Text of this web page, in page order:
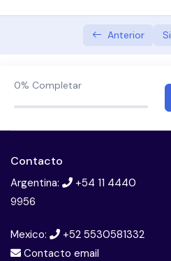
insulino-deficiencia? – Estudio
fisiopatológica entre
renal / ECV – Metformina –
Mensajes finales y conclusiones
Examen modulo Diabetes
tratamiento
Anterior
0% Completar
Contacto
Argentina:
+54 11 4440
9956
Mexico:
+52 5530581332
Contacto email